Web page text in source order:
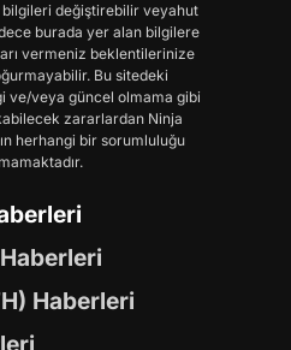
bilgileri değiştirebilir veyahut
burada yer alan bilgilere
vermeniz beklentilerinize
Bu sitedeki
ve/veya güncel olmama gibi
zararlardan Ninja
herhangi bir sorumluluğu
Haberleri